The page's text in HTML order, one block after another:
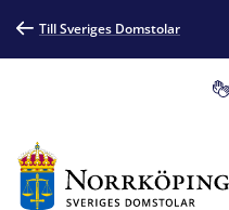
Till Sveriges Domstolar